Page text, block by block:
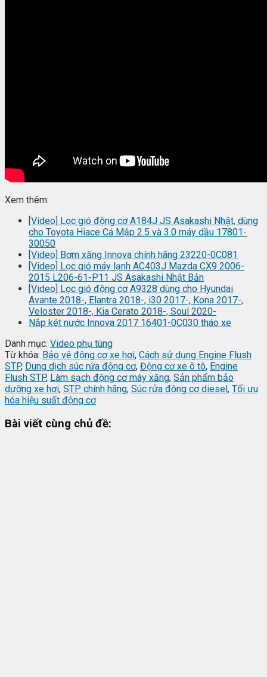
Xem thêm:
[Video] Lọc gió động cơ A184J JS Asakashi Nhật, dùng
cho Toyota Hiace Cá Mập 2.5 và 3.0 máy dầu 17801-
30050
[Video] Bơm xăng Innova chính hãng 23220-0C081
[Video] Lọc gió máy lạnh AC403J Mazda CX9 2006-
2015 L206-61-P11 JS Asakashi Nhật Bản
[Video] Lọc gió động cơ A9328 dùng cho Hyundai
Avante 2018-, Elantra 2018-, i30 2017-, Kona 2017-,
Veloster 2018-, Kia Cerato 2018-, Soul 2020-
Nắp két nước Innova 2017 16401-0C030 tháo xe
Danh mục: Video phụ tùng
Từ khóa: Bảo vệ động cơ xe hơi, Cách sử dụng Engine Flush
STP, Dung dịch súc rửa động cơ, Động cơ xe ô tô, Engine
Flush STP, Làm sạch động cơ máy xăng, Sản phẩm bảo
dưỡng xe hơi, STP chính hãng, Súc rửa động cơ diesel, Tối ưu
hóa hiệu suất động cơ
Bài viết cùng chủ đề: